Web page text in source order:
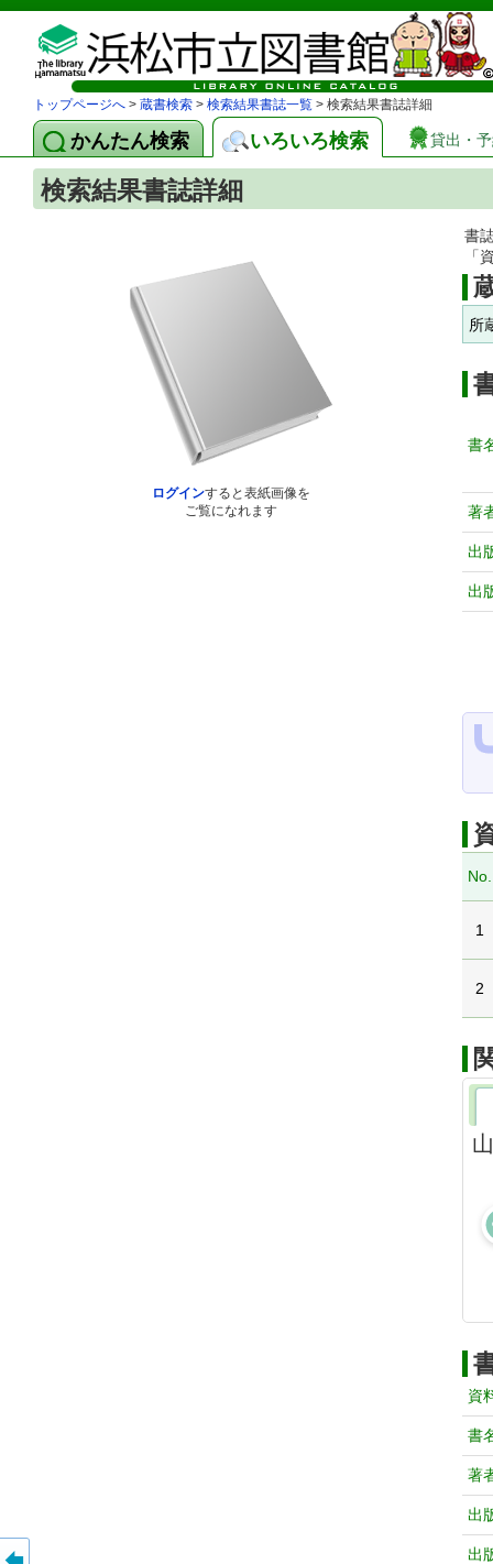
トップページへ > 蔵書検索 > 検索結果書誌一覧 > 検索結果書誌詳細
かんたん検索 いろいろ検索 貸出・
検索結果書誌詳細
ログインすると表紙画像を
ご覧になれます
書
「
所
書
著
出
出
No.
1
2
資
書
著
出
出